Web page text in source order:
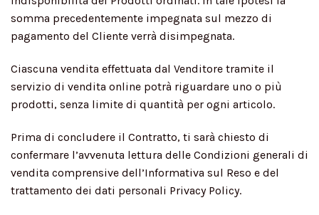
somma precedentemente impegnata sul mezzo di
pagamento del Cliente verrà disimpegnata.
Ciascuna vendita effettuata dal Venditore tramite il
servizio di vendita online potrà riguardare uno o più
prodotti, senza limite di quantità per ogni articolo.
Prima di concludere il Contratto, ti sarà chiesto di
confermare l’avvenuta lettura delle Condizioni generali di
vendita comprensive dell’Informativa sul Reso e del
trattamento dei dati personali Privacy Policy.